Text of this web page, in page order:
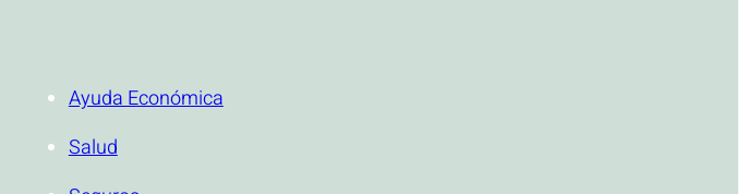
Ayuda Económica
Salud